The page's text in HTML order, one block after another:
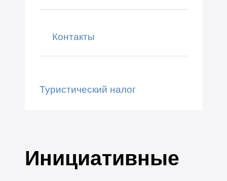
Контакты
Туристический налог
Инициативные